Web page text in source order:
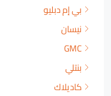
بي إم دبليو
نيسان
GMC
بنتلي
كاديلاك